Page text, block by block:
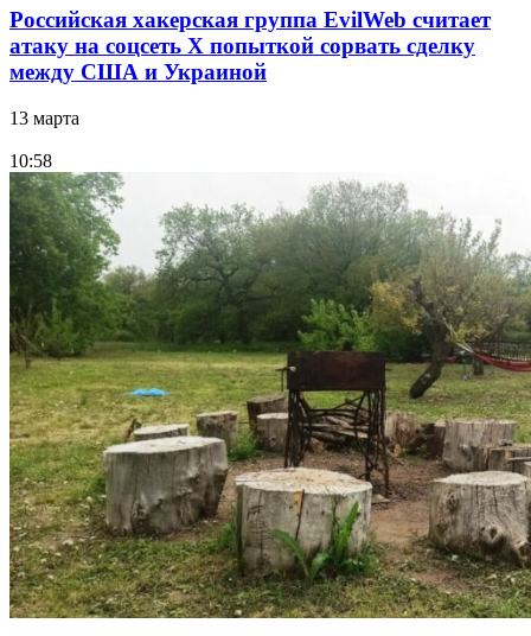
Российская хакерская группа EvilWeb считает
атаку на соцсеть Х попыткой сорвать сделку
между США и Украиной
13 марта
10:58